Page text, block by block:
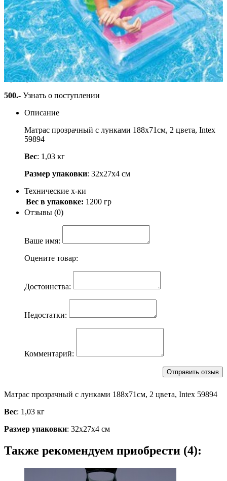
Матрас прозрачный с
лунками 188х71см, 2 цвета,
Intex 59894
Артикул: 59894
500.- Узнать о поступлении
Описание
Матрас прозрачный с лунками 188х71см, 2 цвета, Intex
59894
Вес: 1,03 кг
Размер упаковки: 32х27х4 см
Технические х-ки
Вес в упаковке: 1200 гр
Отзывы (0)
Ваше имя:
Оцените товар:
Достоинства:
Недостатки:
Комментарий:
Матрас прозрачный с лунками 188х71см, 2 цвета, Intex 59894
Вес: 1,03 кг
Размер упаковки: 32х27х4 см
Также рекомендуем приобрести (4):